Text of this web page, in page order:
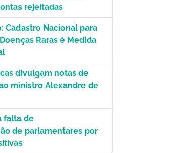
rejeitadas
Cadastro Nacional para
Raras é Medida
divulgam notas de
ministro Alexandre de
falta de
de parlamentares por